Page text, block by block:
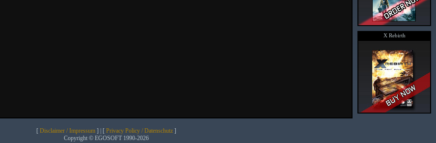
X Rebirth
[ Disclaimer / Impressum] | [ Privacy Policy / Datenschutz]
Copyright © EGOSOFT 1990-2026